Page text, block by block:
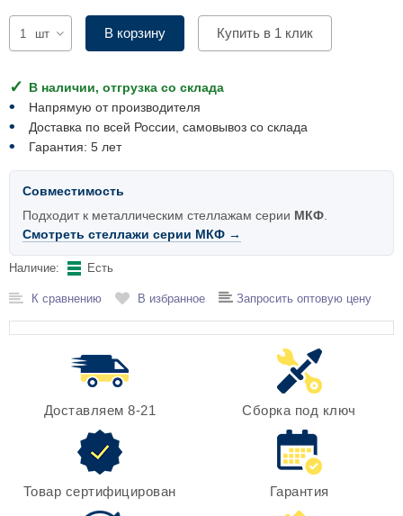
шт В корзину Купить в 1 клик
В наличии, отгрузка со склада
Напрямую от производителя
Доставка по всей России, самовывоз со склада
Гарантия: 5 лет
Совместимость
Подходит к металлическим стеллажам серии МКФ
Смотреть стеллажи серии МКФ →
Наличие: Есть
К сравнению В избранное Запросить оптовую цену
Доставляем 8-21 Сборка под ключ
Товар сертифицирован Гарантия